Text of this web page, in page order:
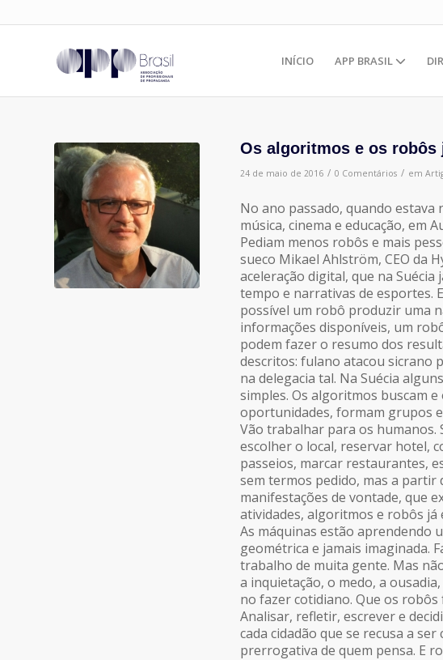
INÍCIO APP BRASIL
Os algoritmos e os robôs
24 de maio de 2016 / 0 Comentários / em
No ano passado, quando estava
música, cinema e educação, em
Pediam menos robôs e mais
sueco Mikael Ahlström, CEO da
aceleração digital, que na
tempo e narrativas de esportes.
possível um robô produzir uma
informações disponíveis, um
podem fazer o resumo dos
descritos: fulano atacou sicrano
na delegacia tal. Na Suécia
simples. Os algoritmos buscam
oportunidades, formam grupos
Vão trabalhar para os
escolher o local, reservar hotel,
passeios, marcar restaurantes,
sem termos pedido, mas a partir
manifestações de vontade, que
atividades, algoritmos e robôs
As máquinas estão aprendendo
geométrica e jamais imaginada.
trabalho de muita gente. Mas
a inquietação, o medo, a
no fazer cotidiano. Que os
Analisar, refletir, escrever e
cada cidadão que se recusa a
prerrogativa de quem pensa. E